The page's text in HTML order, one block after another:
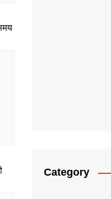
Category